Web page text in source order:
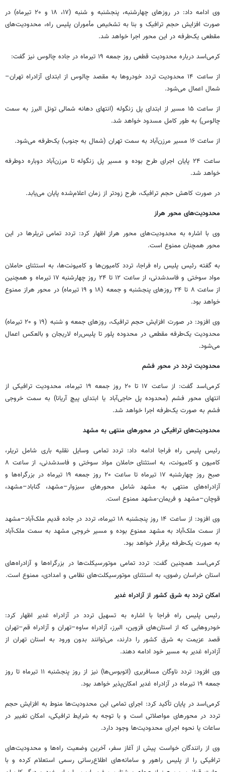
وی ادامه داد: در روزهای چهارشنبه، پنجشنبه و شنبه (۱۷، ۱۸ و ۲۰ تیرماه) در
صورت افزایش حجم ترافیک و بنا به تشخیص مأموران پلیس راه، محدودیت‌های
مقطعی یک‌طرفه در این محور اجرا خواهد شد.
کرمی‌اسد درباره محدودیت قطعی روز جمعه ۱۹ تیرماه در جاده چالوس نیز گفت:
از ساعت ۱۴ محدودیت تردد خودروها به مقصد چالوس از ابتدای آزادراه تهران–
شمال اعمال می‌شود.
از ساعت ۱۵ مسیر از ابتدای پل زنگوله (انتهای دهانه شمالی تونل البرز به سمت
چالوس) به طور کامل مسدود خواهد شد.
از ساعت ۱۶ مسیر مرزن‌آباد به سمت تهران (شمال به جنوب) یک‌طرفه می‌شود.
ساعت ۲۴ پایان اجرای طرح بوده و مسیر پل زنگوله تا مرزن‌آباد دوباره دوطرفه
خواهد شد.
در صورت کاهش حجم ترافیک، طرح زودتر از زمان اعلام‌شده پایان می‌یابد.
محدودیت‌های محور هراز
وی با اشاره به محدودیت‌های محور هراز اظهار کرد: تردد تمامی تریلرها در این
محور همچنان ممنوع است.
به گفته رئیس پلیس راه فراجا، تردد کامیون‌ها و کامیونت‌ها، به استثنای حاملان
مواد سوختی و فاسدشدنی، از ساعت ۱۲ تا ۲۴ روز چهارشنبه ۱۷ تیرماه و همچنین
از ساعت ۸ تا ۲۴ روزهای پنجشنبه و جمعه (۱۸ و ۱۹ تیرماه) در محور هراز ممنوع
خواهد بود.
وی افزود: در صورت افزایش حجم ترافیک، روزهای جمعه و شنبه (۱۹ و ۲۰ تیرماه)
محدودیت یک‌طرفه مقطعی در محدوده پلور تا پلیس‌راه لاریجان و بالعکس اعمال
می‌شود.
محدودیت تردد در محور فشم
کرمی‌اسد گفت: از ساعت ۱۷ تا ۲۰ روز جمعه ۱۹ تیرماه، محدودیت ترافیکی از
انتهای محور فشم (محدوده پل حاجی‌آباد یا ابتدای پیچ آریانا) به سمت خروجی
فشم به صورت یک‌طرفه اجرا خواهد شد.
محدودیت‌های ترافیکی در محورهای منتهی به مشهد
رئیس پلیس راه فراجا ادامه داد: تردد تمامی وسایل نقلیه باری شامل تریلر،
کامیون و کامیونت، به استثنای حاملان مواد سوختی و فاسدشدنی، از ساعت ۸
صبح روز چهارشنبه ۱۷ تیرماه تا ساعت ۲۰ روز جمعه ۱۹ تیرماه در بزرگراه‌ها و
آزادراه‌های منتهی به مشهد شامل محورهای سبزوار–مشهد، گناباد–مشهد،
قوچان–مشهد و فریمان-مشهد ممنوع است.
وی افزود: از ساعت ۱۴ روز پنجشنبه ۱۸ تیرماه، تردد در جاده قدیم ملک‌آباد–مشهد
از سمت ملک‌آباد به مشهد ممنوع بوده و مسیر خروجی مشهد به سمت ملک‌آباد
به صورت یک‌طرفه برقرار خواهد بود.
کرمی‌اسد همچنین گفت: تردد تمامی موتورسیکلت‌ها در بزرگراه‌ها و آزادراه‌های
استان خراسان رضوی، به استثنای موتورسیکلت‌های نظامی و امدادی، ممنوع است.
امکان تردد به شرق کشور از آزادراه غدیر
رئیس پلیس راه فراجا با اشاره به تسهیل تردد در آزادراه غدیر اظهار کرد:
خودروهایی که از استان‌های قزوین، البرز، آزادراه ساوه–تهران و آزادراه قم–تهران
قصد عزیمت به شرق کشور را دارند، می‌توانند بدون ورود به استان تهران از
آزادراه غدیر به مسیر خود ادامه دهند.
وی افزود: تردد ناوگان مسافربری (اتوبوس‌ها) نیز از روز پنجشنبه ۱۱ تیرماه تا روز
جمعه ۱۹ تیرماه در آزادراه غدیر امکان‌پذیر خواهد بود.
کرمی‌اسد در پایان تأکید کرد: اجرای تمامی این محدودیت‌ها منوط به افزایش حجم
تردد در محورهای مواصلاتی است و با توجه به شرایط ترافیکی، امکان تغییر در
ساعات یا نحوه اجرای محدودیت‌ها وجود دارد.
وی از رانندگان خواست پیش از آغاز سفر، آخرین وضعیت راه‌ها و محدودیت‌های
ترافیکی را از پلیس راهور و سامانه‌های اطلاع‌رسانی رسمی استعلام کرده و با